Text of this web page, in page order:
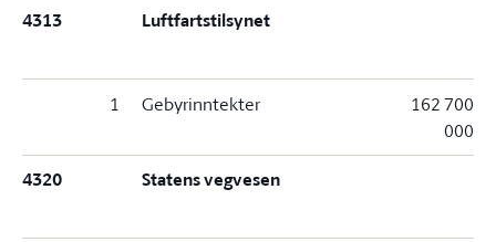
4313 Luftfartstilsynet
1 Gebyrinntekter
162 700
000
4320 Statens vegvesen